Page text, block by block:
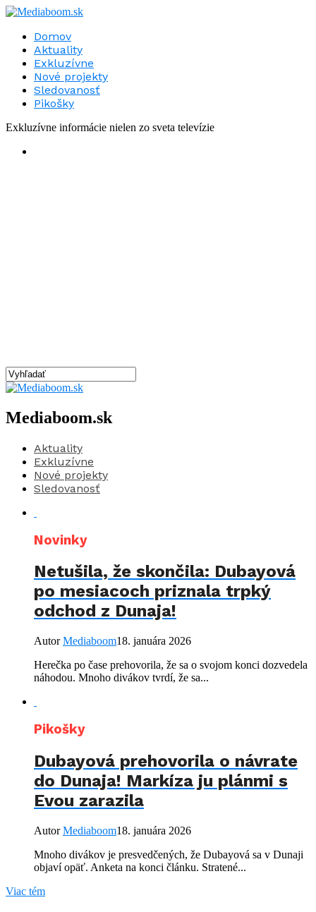
Domov
Aktuality
Exkluzívne
Nové projekty
Sledovanosť
Pikošky
Exkluzívne informácie nielen zo sveta televízie
Mediaboom.sk
Aktuality
Exkluzívne
Nové projekty
Sledovanosť
Novinky
Netušila, že skončila: Dubayová
po mesiacoch priznala trpký
odchod z Dunaja!
AutorMediaboom18. januára 2026
Herečka po čase prehovorila, že sa o svojom konci dozvedela
náhodou. Mnoho divákov tvrdí, že sa...
Pikošky
Dubayová prehovorila o návrate
do Dunaja! Markíza ju plánmi s
Evou zarazila
AutorMediaboom18. januára 2026
Mnoho divákov je presvedčených, že Dubayová sa v Dunaji
objaví opäť. Anketa na konci článku. Stratené...
Viac tém